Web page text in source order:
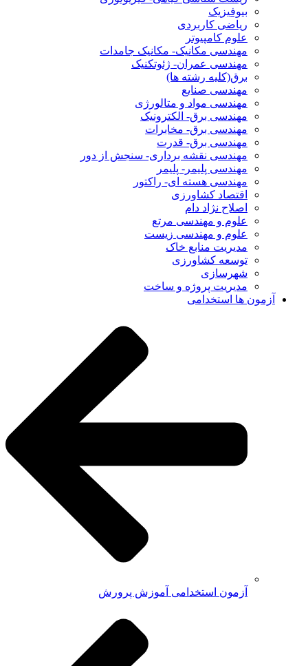
بیوفیزیک
ریاضی کاربردی
علوم کامپیوتر
مهندسی مکانیک- مکانیک جامدات
مهندسی عمران- ژئوتکنیک
برق(کلیه رشته ها)
مهندسی صنایع
مهندسی مواد و متالورژی
مهندسی برق- الکترونیک
مهندسی برق- مخابرات
مهندسی برق- قدرت
مهندسی نقشه برداری- سنجش از دور
مهندسی پلیمر- پلیمر
مهندسی هسته ای- راکتور
اقتصاد کشاورزی
اصلاح نژاد دام
علوم و مهندسی مرتع
علوم و مهندسی زیست
مدیریت منابع خاک
توسعه کشاورزی
شهرسازی
مدیریت پروژه و ساخت
آزمون ها استخدامی
آزمون استخدامی آموزش پرورش